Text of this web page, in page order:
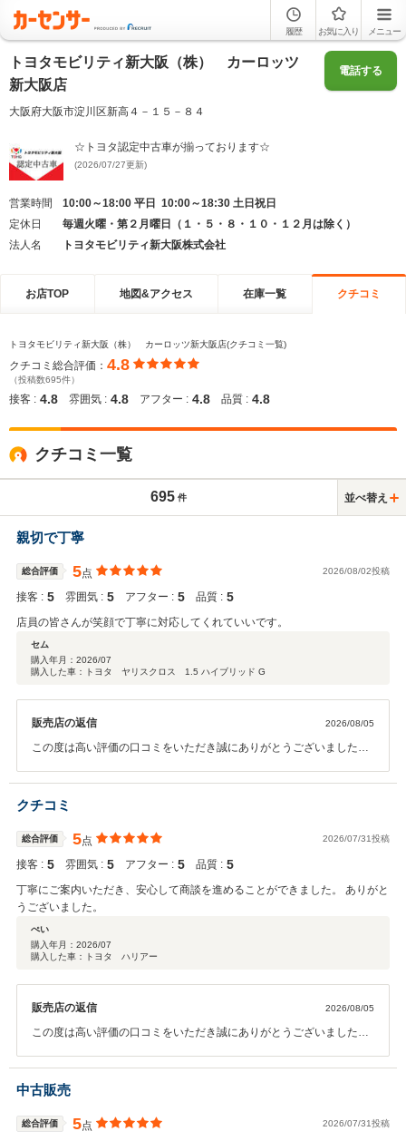
履歴 お気に入り メニュー
トヨタモビリティ新大阪（株） カーロッツ
新大阪店
大阪府大阪市淀川区新高４－１５－８４
電話する
☆トヨタ認定中古車が揃っております☆
(2026/07/27更新)
営業時間
10:00～18:00 平日 10:00～18:30 土日祝日
定休日
毎週火曜・第２月曜日（１・５・８・１０・１２月は除く）
法人名
トヨタモビリティ新大阪株式会社
お店TOP 地図&アクセス 在庫一覧 クチコミ
トヨタモビリティ新大阪（株） カーロッツ新大阪店(クチコミ一覧)
クチコミ総合評価： 4.8
（投稿数695件）
接客 : 4.8 雰囲気 : 4.8 アフター : 4.8 品質 : 4.8
クチコミ一覧
695 件 並べ替え
親切で丁寧
総合評価 5点 2026/08/02投稿
接客 : 5 雰囲気 : 5 アフター : 5 品質 : 5
店員の皆さんが笑顔で丁寧に対応してくれていいです。
セム
購入年月： 2026/07
購入した車：トヨタ ヤリスクロス 1.5 ハイブリッド G
販売店の返信 2026/08/05
この度は高い評価の口コミをいただき誠にありがとうございました。
サービスを提供できるよう努めてまいりますので、引き続きご愛顧い
ただければ幸いです。
クチコミ
総合評価 5点 2026/07/31投稿
接客 : 5 雰囲気 : 5 アフター : 5 品質 : 5
丁寧にご案内いただき、安心して商談を進めることができました。 ありがと
うございました。
ぺい
購入年月： 2026/07
購入した車：トヨタ ハリアー
販売店の返信 2026/08/05
この度は高い評価の口コミをいただき誠にありがとうございました。
サービスを提供できるよう努めてまいりますので、引き続きご愛顧い
ただければ幸いです。
中古販売
総合評価 5点 2026/07/31投稿